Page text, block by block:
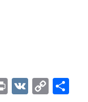
PrintVK Copy